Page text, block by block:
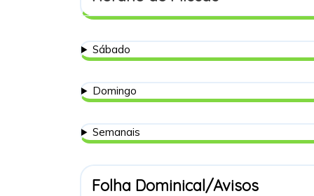
Sábado
Domingo
Semanais
Folha Dominical/Avisos